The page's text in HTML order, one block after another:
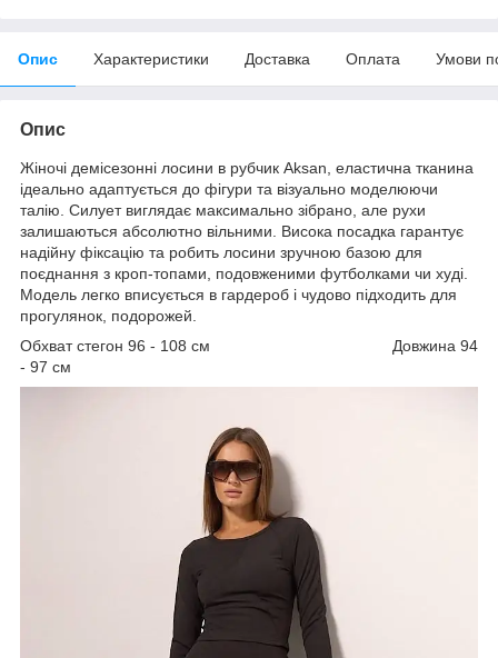
Опис Характеристики Доставка Оплата Умови
Опис
Жіночі демісезонні лосини в рубчик Aksan, еластична тканина
ідеально адаптується до фігури та візуально моделюючи
талію. Силует виглядає максимально зібрано, але рухи
залишаються абсолютно вільними. Висока посадка гарантує
надійну фіксацію та робить лосини зручною базою для
поєднання з кроп-топами, подовженими футболками чи худі.
Модель легко вписується в гардероб і чудово підходить для
прогулянок, подорожей.
Обхват стегон 96 - 108 см Довжина 94
- 97 см